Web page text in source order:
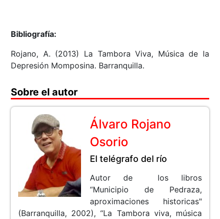
Bibliografía:
Rojano, A. (2013) La Tambora Viva, Música de la
Depresión Momposina. Barranquilla.
Sobre el autor
Álvaro Rojano
Osorio
El telégrafo del río
Autor de los libros
“Municipio de Pedraza,
aproximaciones historicas"
(Barranquilla, 2002), “La Tambora viva, música